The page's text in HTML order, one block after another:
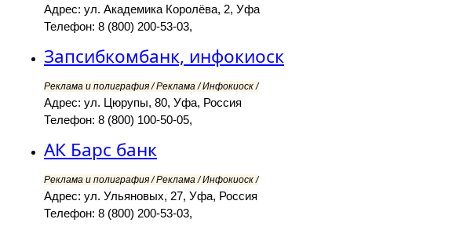
Адрес: ул. Академика Королёва, 2, Уфа
Телефон: 8 (800) 200-53-03,
Запсибкомбанк, инфокиоск
Реклама и полиграфия / Реклама / Инфокиоск /
Адрес: ул. Цюрупы, 80, Уфа, Россия
Телефон: 8 (800) 100-50-05,
АК Барс банк
Реклама и полиграфия / Реклама / Инфокиоск /
Адрес: ул. Ульяновых, 27, Уфа, Россия
Телефон: 8 (800) 200-53-03,